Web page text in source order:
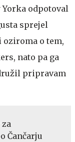
odpotoval
sprejel
o tem,
nato pa ga
pripravam
Čančarju